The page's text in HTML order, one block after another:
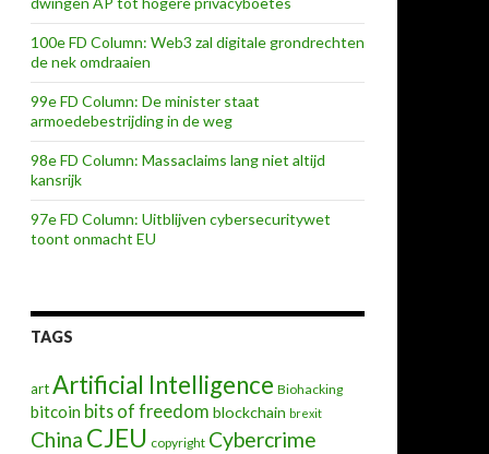
100e FD Column: Web3 zal digitale grondrechten
de nek omdraaien
99e FD Column: De minister staat
armoedebestrijding in de weg
98e FD Column: Massaclaims lang niet altijd
kansrijk
97e FD Column: Uitblijven cybersecuritywet
toont onmacht EU
TAGS
artArtificial Intelligence Biohacking
bitcoin bits of freedom blockchain brexit
China CJEU copyright Cybercrime